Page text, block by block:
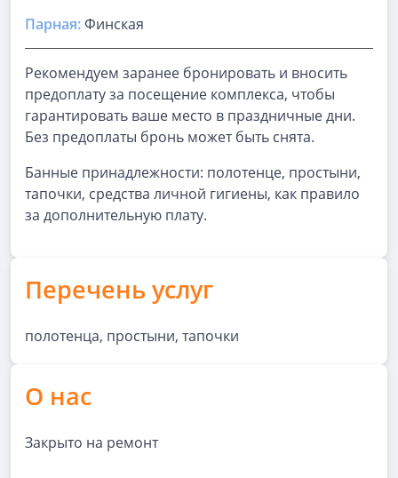
Парная:Финская
Рекомендуем заранее бронировать и вносить
предоплату за посещение комплекса, чтобы
гарантировать ваше место в праздничные дни.
Без предоплаты бронь может быть снята.
Банные принадлежности: полотенце, простыни,
тапочки, средства личной гигиены, как правило
за дополнительную плату.
Перечень услуг
полотенца, простыни, тапочки
О нас
Закрыто на ремонт